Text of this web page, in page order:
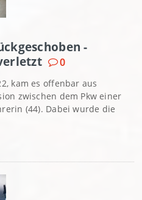
-
0
kam es offenbar aus
zwischen dem Pkw einer
(44). Dabei wurde die